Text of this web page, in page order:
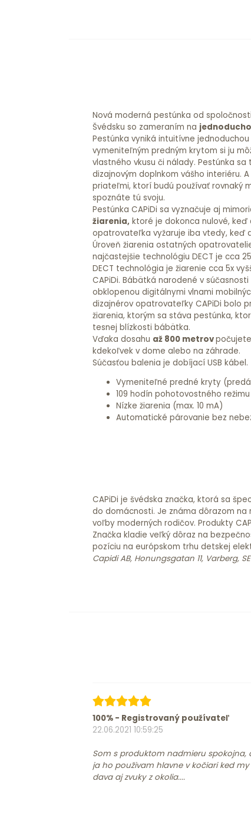
Nová moderná pestúnka od
Švédsku so zameraním na
Pestúnka vyniká intuitívne
vymeniteľným predným krytom si ju
vlastného vkusu či nálady. Pestúnka
dizajnovým doplnkom vášho interiéru.
priateľmi, ktorí budú používať rovnaký
spoznáte tú svoju.
Pestúnka CAPiDi sa vyznačuje aj
žiarenia, ktoré je dokonca nulové,
opatrovateľka vyžaruje iba vtedy, keď
Úroveň žiarenia ostatných
najčastejšie technológiu DECT je cca
DECT technológia je žiarenie cca 5x
CAPiDi. Bábätká narodené v
obklopenou digitálnymi vlnami
dizajnérov opatrovateľky CAPiDi bolo
žiarenia, ktorým sa stáva pestúnka,
tesnej blízkosti bábätka.
Vďaka dosahu až 800 metrov
kdekoľvek v dome alebo na záhrade.
Súčasťou balenia je dobíjací USB kábel.
Vymeniteľné predné kryty
109 hodín pohotovostného režimu
Nízke žiarenia (max. 10 mA)
Automatické párovanie bez
CAPiDi je švédska značka, ktorá sa
do domácnosti. Je známa dôrazom
voľby moderných rodičov. Produkty
Značka kladie veľký dôraz na
pozíciu na európskom trhu detskej
Capidi AB, Honungsgatan 11, Varberg,
100% - Registrovaný používateľ
22.06.2021 10:59:25
Som s produktom nadmieru spokojna, a odporučam ho zakupiť si,
ja ho použivam hlavne v kočiari ked
dava aj zvuky z okolia....